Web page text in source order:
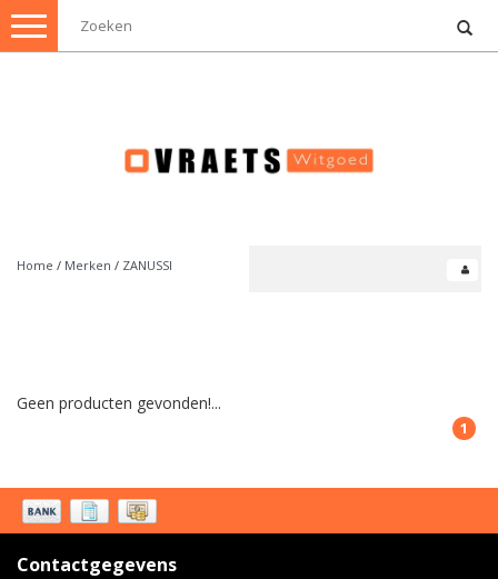
Toggle
navigation
Home / Merken / ZANUSSI
Geen producten gevonden!...
1
Contactgegevens